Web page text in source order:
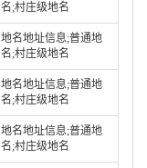
名;村庄级地名
地名地址信息;普通地
名;村庄级地名
地名地址信息;普通地
名;村庄级地名
地名地址信息;普通地
名;村庄级地名